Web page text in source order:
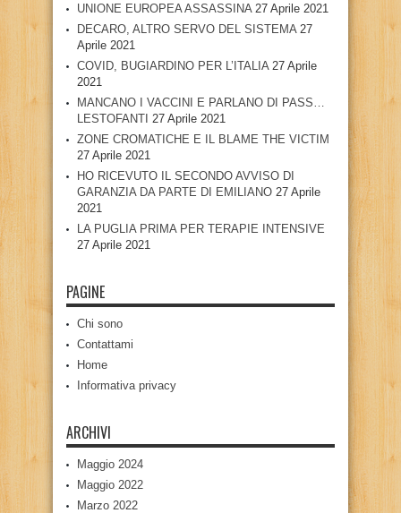
UNIONE EUROPEA ASSASSINA 27 Aprile 2021
DECARO, ALTRO SERVO DEL SISTEMA 27
Aprile 2021
COVID, BUGIARDINO PER L’ITALIA 27 Aprile
2021
MANCANO I VACCINI E PARLANO DI PASS…
LESTOFANTI 27 Aprile 2021
ZONE CROMATICHE E IL BLAME THE VICTIM
27 Aprile 2021
HO RICEVUTO IL SECONDO AVVISO DI
GARANZIA DA PARTE DI EMILIANO 27 Aprile
2021
LA PUGLIA PRIMA PER TERAPIE INTENSIVE
27 Aprile 2021
PAGINE
Chi sono
Contattami
Home
Informativa privacy
ARCHIVI
Maggio 2024
Maggio 2022
Marzo 2022